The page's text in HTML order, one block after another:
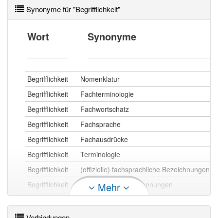
Synonyme für "Begrifflichkeit"
Wort Synonyme
Begrifflichkeit
Nomenklatur
Begrifflichkeit
Fachterminologie
Begrifflichkeit
Fachwortschatz
Begrifflichkeit
Fachsprache
Begrifflichkeit
Fachausdrücke
Begrifflichkeit
Terminologie
Begrifflichkeit
(offizielle) fachsprachliche Bezeichnungen
Begrifflichkeit
Verzeichnis der Benennungen
Mehr